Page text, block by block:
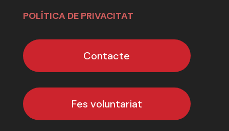
POLÍTICA DE PRIVACITAT
Contacte
Fes voluntariat